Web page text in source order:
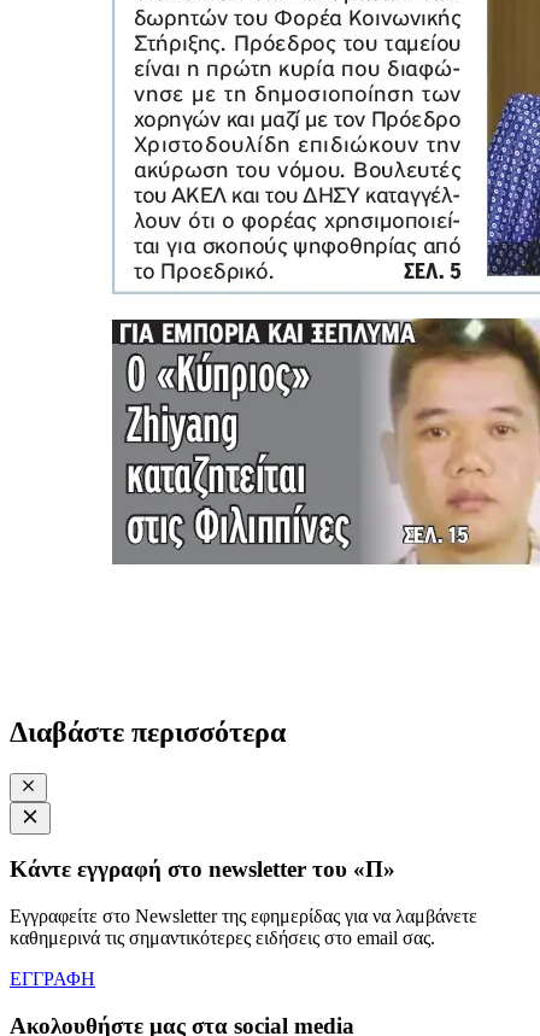
Διαβάστε περισσότερα
Κάντε εγγραφή στο newsletter του «Π»
Εγγραφείτε στο Newsletter της εφημερίδας για να λαμβάνετε
καθημερινά τις σημαντικότερες ειδήσεις στο email σας.
ΕΓΓΡΑΦΗ
Ακολουθήστε μας στα social media